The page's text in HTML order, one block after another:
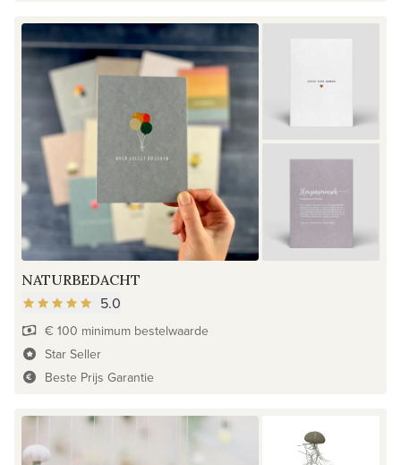
NATURBEDACHT
5.0
€ 100 minimum bestelwaarde
Star Seller
Beste Prijs Garantie